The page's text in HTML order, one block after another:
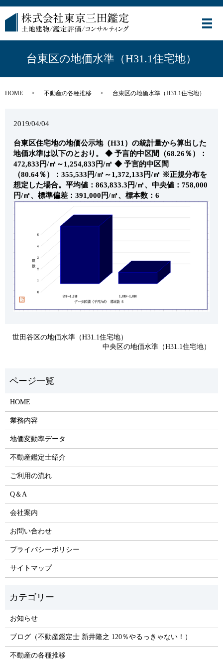
メ
台東区の地価水準（H31.1住宅地）
HOME 不動産の各種推移 台東区の地価水準（H31.1住宅地）
2019/04/04
台東区住宅地の地価公示地（H31）の統計量から算出した
地価水準は以下のとおり。
◆ 予言的中区間（68.26％）：
472,833円/㎡～1,254,833円/㎡ ◆ 予言的中区間
（80.64％）：355,533円/㎡～1,372,133円/㎡ ※正規分布を
想定した場合。平均値：863,833.3円/㎡、中央値：758,000
円/㎡、標準偏差：391,000円/㎡、標本数：6
世田谷区の地価水準（H31.1住宅地）
中央区の地価水準（H31.1住宅地）
HOME
業務内容
地価変動率データ
不動産鑑定士紹介
ご利用の流れ
Q＆A
会社案内
お問い合わせ
プライバシーポリシー
サイトマップ
お知らせ
ブログ（不動産鑑定士 新井隆之 120％やるっきゃない！）
不動産の各種推移